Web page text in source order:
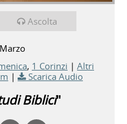
Ascolta
, 1 Corinzi | Altri
| Scarica Audio
Biblici"